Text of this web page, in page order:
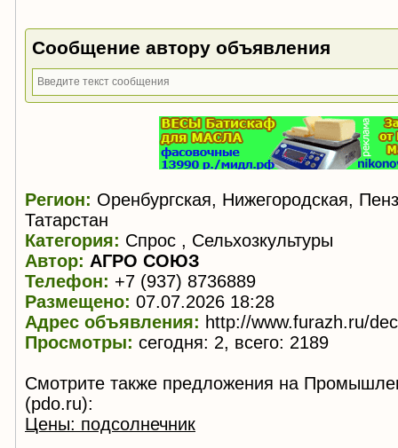
Сообщение автору объявления
Регион: Оренбургская, Нижегородская,
Татарстан
Категория: Спрос , Сельхозкультуры
Автор: АГРО СОЮЗ
Телефон: +7 (937) 8736889
Размещено: 07.07.2026 18:28
Адрес объявления: http://www.furazh.ru/
Просмотры: сегодня: 2, всего: 2189
Смотрите также предложения на
(pdo.ru):
Цены: подсолнечник